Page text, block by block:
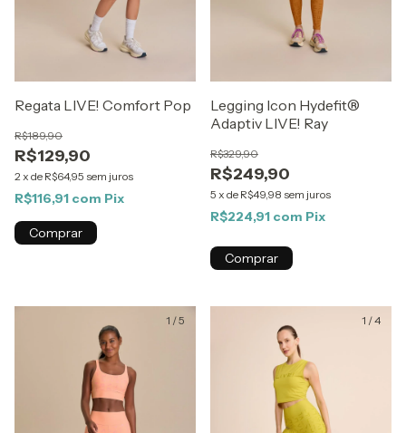
Regata LIVE! Comfort Pop
R$129,90
R$189,90
2 x de R$64,95 sem juros
R$116,91 com Pix
Comprar
Legging Icon Hydefit®
Adaptiv LIVE! Ray
R$249,90
R$329,90
5 x de R$49,98 sem juros
R$224,91 com Pix
Comprar
1 /5 1 /4